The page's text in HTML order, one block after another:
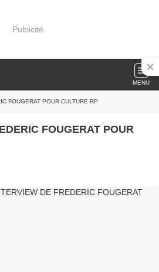
Publicité
MENU
FOUGERAT POUR CULTURE RP
FOUGERAT POUR